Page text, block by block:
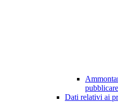
Dati relativi ai